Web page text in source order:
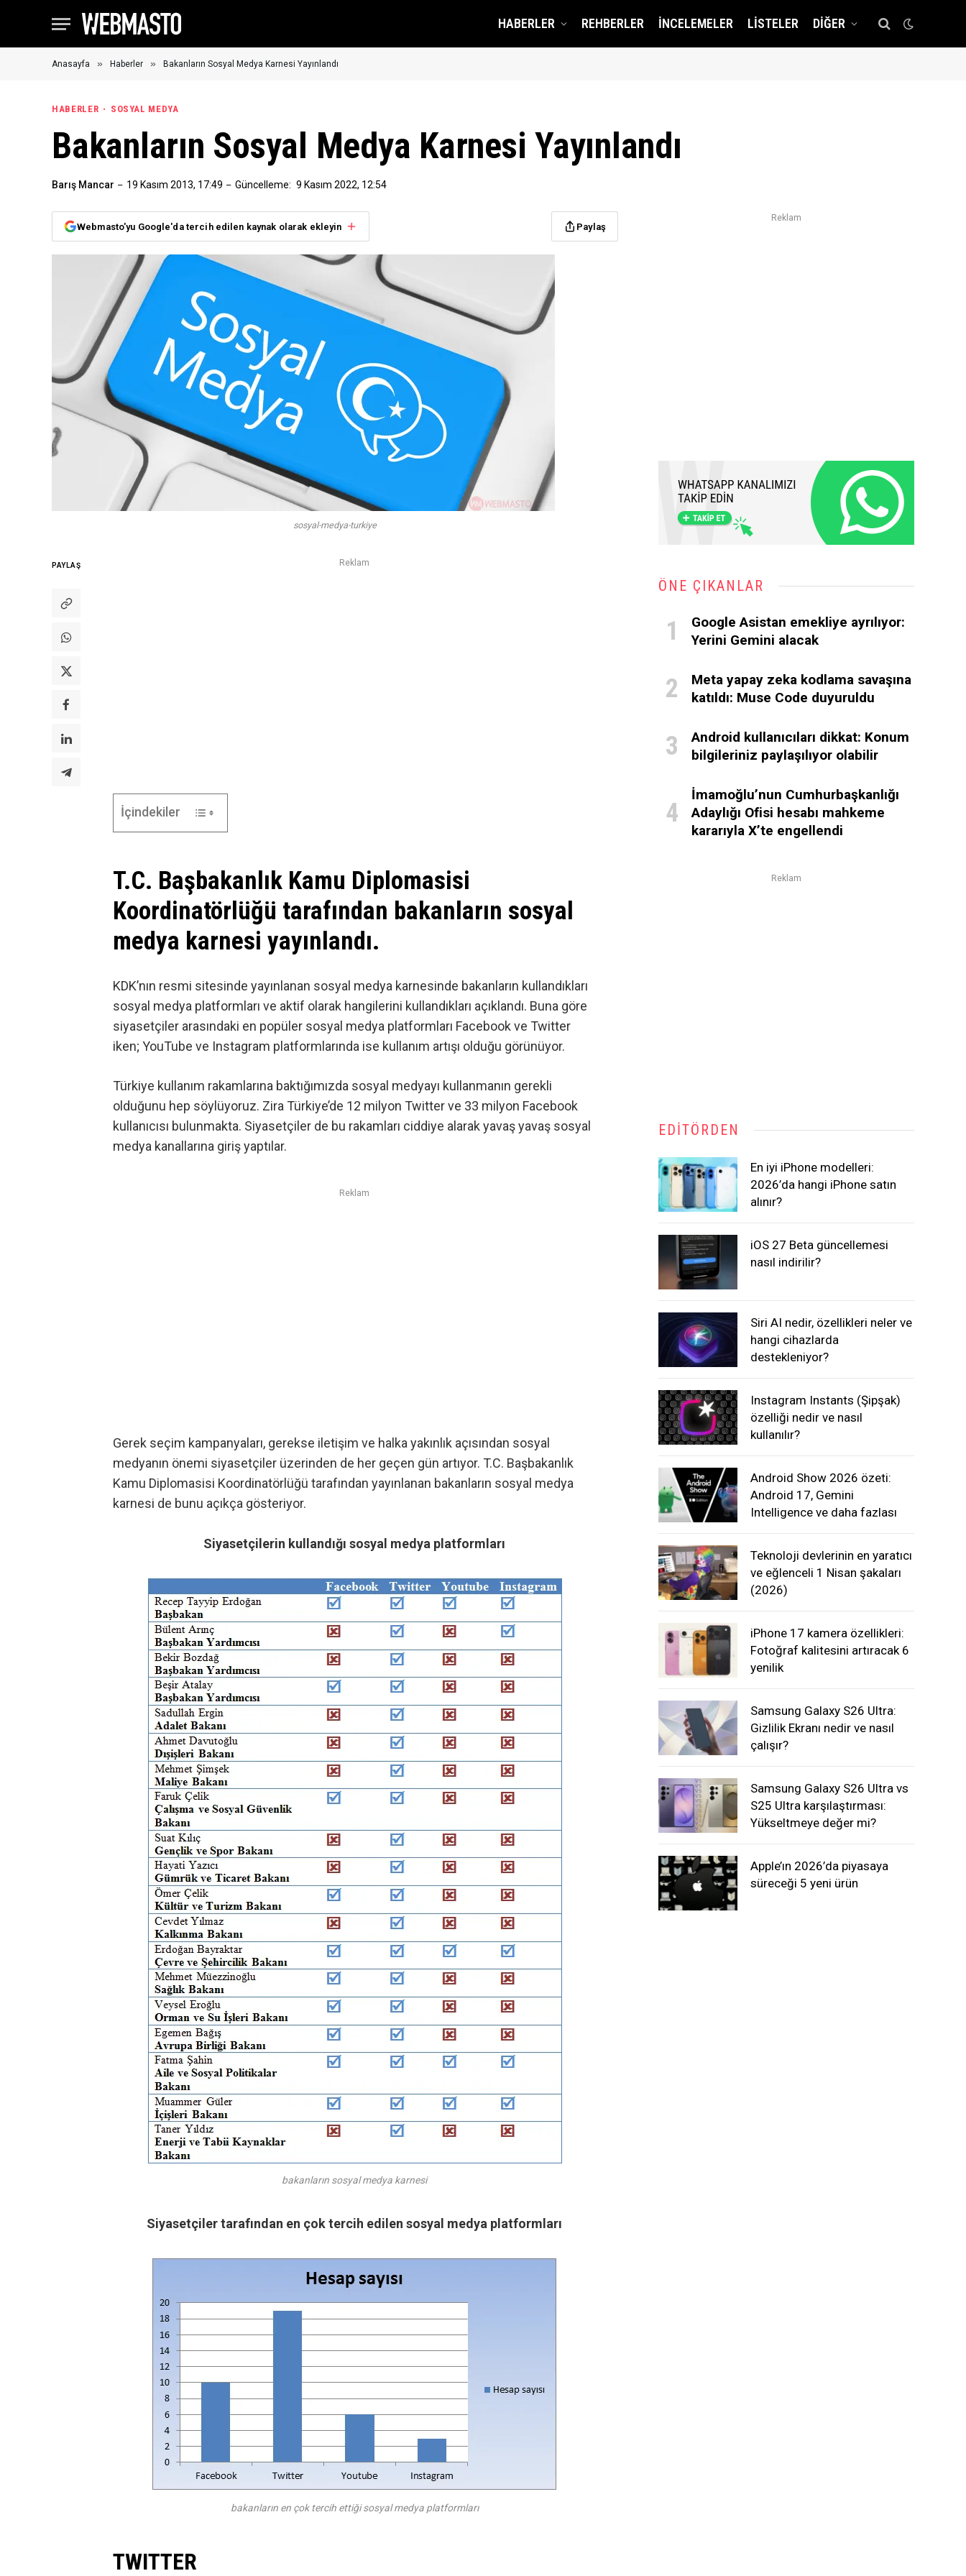
HABERLER REHBERLER İNCELEMELER LISTELER DIĞER
Anasayfa » Haberler » Bakanların Sosyal Medya Karnesi Yayınlandı
HABERLER SOSYAL MEDYA
Bakanların Sosyal Medya Karnesi Yayınlandı
Barış Mancar 19 Kasım 2013, 17:49 Güncelleme: 9 Kasım 2022, 12:54
Webmasto'yu Google'da tercih edilen kaynak olarak ekleyin Paylaş
sosyal-medya-turkiye
PAYLAŞ Reklam
İçindekiler
T.C. Başbakanlık Kamu Diplomasisi
Koordinatörlüğü tarafından bakanların sosyal
medya karnesi yayınlandı.
KDK’nın resmi sitesinde yayınlanan sosyal medya karnesinde bakanların kullandıkları
sosyal medya platformları ve aktif olarak hangilerini kullandıkları açıklandı. Buna göre
siyasetçiler arasındaki en popüler sosyal medya platformları Facebook ve Twitter
iken; YouTube ve Instagram platformlarında ise kullanım artışı olduğu görünüyor.
Türkiye kullanım rakamlarına baktığımızda sosyal medyayı kullanmanın gerekli
olduğunu hep söylüyoruz. Zira Türkiye’de 12 milyon Twitter ve 33 milyon Facebook
kullanıcısı bulunmakta. Siyasetçiler de bu rakamları ciddiye alarak yavaş yavaş sosyal
medya kanallarına giriş yaptılar.
Reklam
Gerek seçim kampanyaları, gerekse iletişim ve halka yakınlık açısından sosyal
medyanın önemi siyasetçiler üzerinden de her geçen gün artıyor. T.C. Başbakanlık
Kamu Diplomasisi Koordinatörlüğü tarafından yayınlanan bakanların sosyal medya
karnesi de bunu açıkça gösteriyor.
Siyasetçilerin kullandığı sosyal medya platformları
bakanların sosyal medya karnesi
Siyasetçiler tarafından en çok tercih edilen sosyal medya platformları
bakanların en çok tercih ettiği sosyal medya platformları
TWITTER
Reklam
ÖNE ÇIKANLAR
Google Asistan emekliye ayrılıyor:
Yerini Gemini alacak
Meta yapay zeka kodlama savaşına
katıldı: Muse Code duyuruldu
Android kullanıcıları dikkat: Konum
bilgileriniz paylaşılıyor olabilir
İmamoğlu’nun Cumhurbaşkanlığı
Adaylığı Ofisi hesabı mahkeme
kararıyla X’te engellendi
Reklam
EDITÖRDEN
En iyi iPhone modelleri:
2026’da hangi iPhone satın
alınır?
iOS 27 Beta güncellemesi
nasıl indirilir?
Siri AI nedir, özellikleri neler ve
hangi cihazlarda
destekleniyor?
Instagram Instants (Şipşak)
özelliği nedir ve nasıl
kullanılır?
Android Show 2026 özeti:
Android 17, Gemini
Intelligence ve daha fazlası
Teknoloji devlerinin en yaratıcı
ve eğlenceli 1 Nisan şakaları
(2026)
iPhone 17 kamera özellikleri:
Fotoğraf kalitesini artıracak 6
yenilik
Samsung Galaxy S26 Ultra:
Gizlilik Ekranı nedir ve nasıl
çalışır?
Samsung Galaxy S26 Ultra vs
S25 Ultra karşılaştırması:
Yükseltmeye değer mi?
Apple’ın 2026’da piyasaya
süreceği 5 yeni ürün